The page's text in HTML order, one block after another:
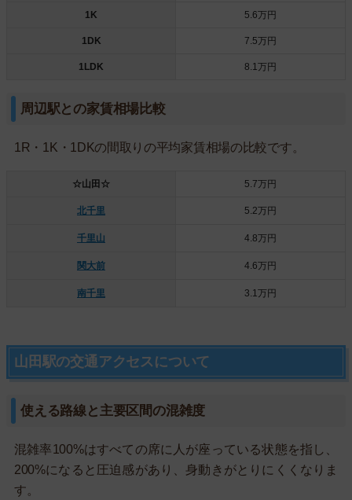
1K 5.6万円
1DK 7.5万円
1LDK 8.1万円
周辺駅との家賃相場比較
1R・1K・1DKの間取りの平均家賃相場の比較です。
☆山田☆ 5.7万円
北千里 5.2万円
千里山 4.8万円
関大前 4.6万円
南千里 3.1万円
山田駅の交通アクセスについて
使える路線と主要区間の混雑度
混雑率100%はすべての席に人が座っている状態を指し、
200%になると圧迫感があり、身動きがとりにくくなりま
す。